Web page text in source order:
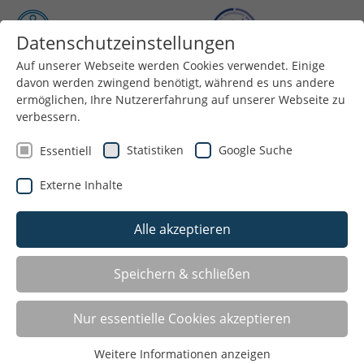
Menü
Zeig dein Profil - Vereinsentwicklung,
Sportvereine im Mittelpunkt!
Datenschutzeinstellungen
Auf unserer Webseite werden Cookies verwendet. Einige
davon werden zwingend benötigt, während es uns andere
ermöglichen, Ihre Nutzererfahrung auf unserer Webseite zu
verbessern.
Essentiell Statistiken Google Suche
Externe Inhalte
Alle akzeptieren
Speichern & schließen
Nur essentielle Cookies akzeptieren
Weitere Informationen anzeigen